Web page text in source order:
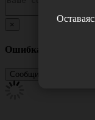
×
Ошибка